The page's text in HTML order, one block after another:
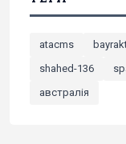
atacms
shahed-136
австралія